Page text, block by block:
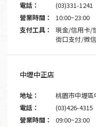
電話：
(03)331-1241
營業時間：
10:00~23:00
支付工具：
現金/信用卡/
街口支付/微
中壢中正店
地址：
桃園市中壢
電話：
(03)426-4315
營業時間：
09:00~23:00